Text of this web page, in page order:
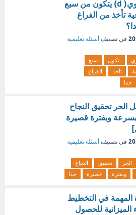
المستوى الثانوي( d) يتكون من سبع
تأخذ من الفراغ
في تصنيف أسئلة تعليمية
يتكون
سبع
تأخذ
الفراغ
جدا
الحر تحقيق النجاح
وبفترة قصيرة
في تصنيف أسئلة تعليمية
الحر تحقيق
النجاح
وبفترة قصيرة جدا
المهمة في التخطيط
الميزانية للحصول